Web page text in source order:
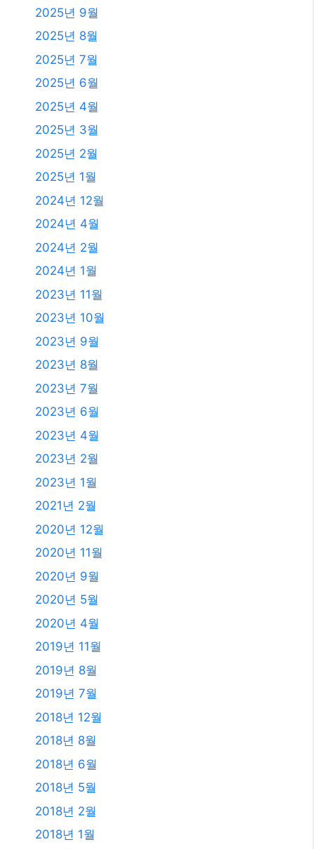
2025년 9월
2025년 8월
2025년 7월
2025년 6월
2025년 4월
2025년 3월
2025년 2월
2025년 1월
2024년 12월
2024년 4월
2024년 2월
2024년 1월
2023년 11월
2023년 10월
2023년 9월
2023년 8월
2023년 7월
2023년 6월
2023년 4월
2023년 2월
2023년 1월
2021년 2월
2020년 12월
2020년 11월
2020년 9월
2020년 5월
2020년 4월
2019년 11월
2019년 8월
2019년 7월
2018년 12월
2018년 8월
2018년 6월
2018년 5월
2018년 2월
2018년 1월